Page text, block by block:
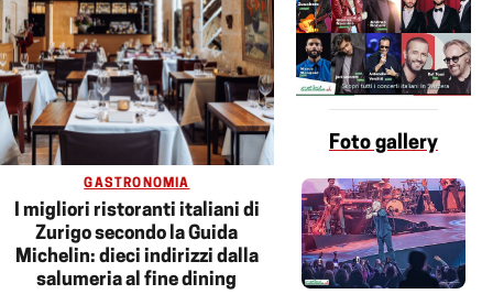
GASTRONOMIA
I migliori ristoranti italiani di
Zurigo secondo la Guida
Michelin: dieci indirizzi dalla
salumeria al fine dining
Foto gallery